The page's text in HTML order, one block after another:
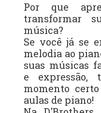
Por que
transformar
música?
Se você já se
melodia ao
suas músicas
e expressão,
momento
aulas de piano!